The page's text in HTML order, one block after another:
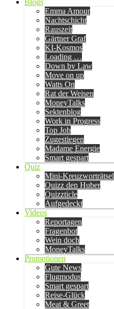
Blogs
Emma Amour
Nachtschicht
Rauszeit
Gärtner Graf
KI-Kosmos
Loading …
Down by Law
Move on up
Watts On
Rat der Weisen
MoneyTalks
Sektenblog
Work in Progress
Top Job
Zugestiegen
Madame Energie
Smart gespart
Quiz
Mini-Kreuzworträtsel
Quizz den Huber
Quizzticle
Aufgedeckt
Videos
Reportagen
Fragenbot
Wein doch
MoneyTalks
Promotionen
Gute News
Flugmodus
Smart gespart
Reise-Glück
Meat & Greet